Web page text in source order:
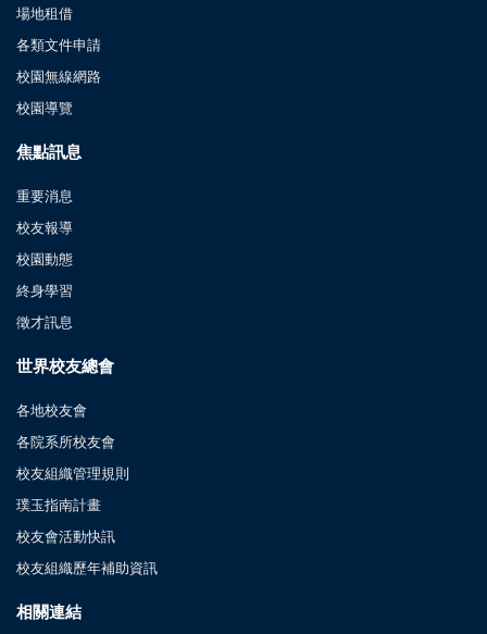
場地租借
各類文件申請
校園無線網路
校園導覽
焦點訊息
重要消息
校友報導
校園動態
終身學習
徵才訊息
世界校友總會
各地校友會
各院系所校友會
校友組織管理規則
璞玉指南計畫
校友會活動快訊
校友組織歷年補助資訊
相關連結